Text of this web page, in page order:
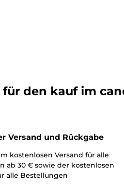
den kauf im
Versand und Rückgabe
kostenlosen Versand für alle
ab 30 € sowie der kostenlosen
alle Bestellungen